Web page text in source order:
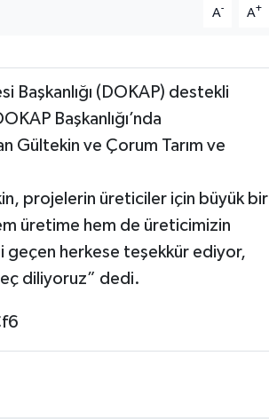
A- A+
Başkanlığı (DOKAP) destekli
Başkanlığı’nda
Gültekin ve Çorum Tarım ve
projelerin üreticiler için büyük bir
üretime hem de üreticimizin
geçen herkese teşekkür ediyor,
diliyoruz” dedi.